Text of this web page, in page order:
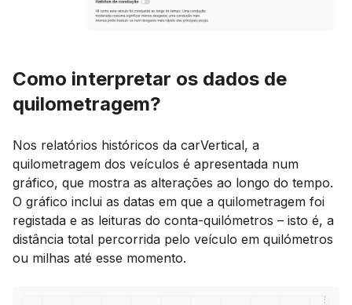
Como interpretar os dados de
quilometragem?
Nos relatórios históricos da carVertical, a
quilometragem dos veículos é apresentada num
gráfico, que mostra as alterações ao longo do tempo.
O gráfico inclui as datas em que a quilometragem foi
registada e as leituras do conta-quilómetros – isto é, a
distância total percorrida pelo veículo em quilómetros
ou milhas até esse momento.